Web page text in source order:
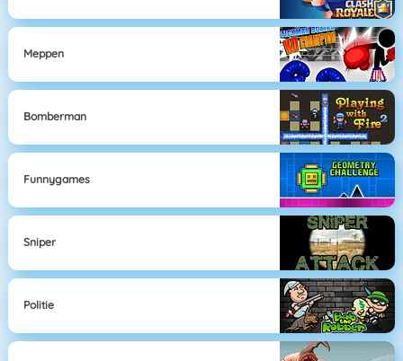
Meppen
Bomberman
Funnygames
Sniper
Politie